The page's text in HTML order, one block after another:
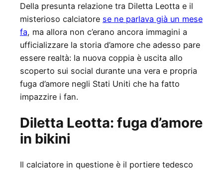
Della presunta relazione tra Diletta Leotta e il
misterioso calciatore se ne parlava già un mese
fa, ma allora non c’erano ancora immagini a
ufficializzare la storia d’amore che adesso pare
essere realtà: la nuova coppia è uscita allo
scoperto sui social durante una vera e propria
fuga d’amore negli Stati Uniti che ha fatto
impazzire i fan.
Diletta Leotta: fuga d’amore
in bikini
Il calciatore in questione è il portiere tedesco